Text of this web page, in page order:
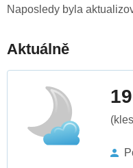
Naposledy byla
Aktuálně